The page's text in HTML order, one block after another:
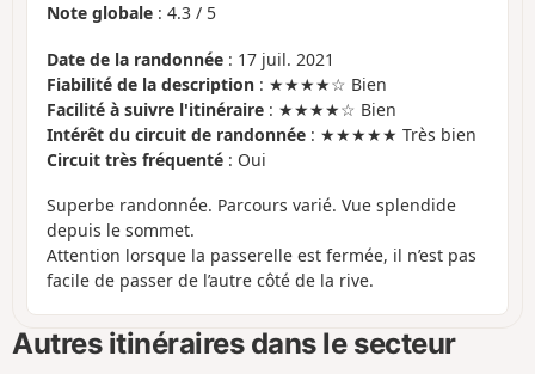
Note globale : 4.3 / 5
Date de la randonnée : 17 juil. 2021
Fiabilité de la description : ★★★★☆ Bien
Facilité à suivre l'itinéraire : ★★★★☆ Bien
Intérêt du circuit de randonnée : ★★★★★ Très bien
Circuit très fréquenté : Oui
Superbe randonnée. Parcours varié. Vue splendide
depuis le sommet.
Attention lorsque la passerelle est fermée, il n’est pas
facile de passer de l’autre côté de la rive.
Autres itinéraires dans le secteur